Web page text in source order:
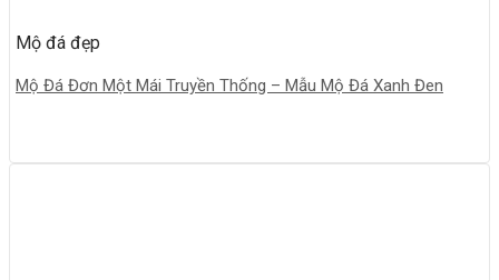
Mộ đá đẹp
Mộ Đá Đơn Một Mái Truyền Thống – Mẫu Mộ Đá Xanh Đen